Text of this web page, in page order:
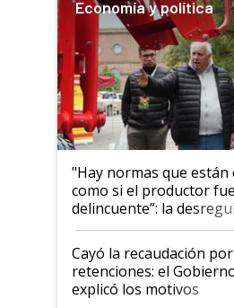
Economía y política
"Hay normas que están
como si el productor
delincuente”: la
al Congreso Aapresid y
habló del
Cayó la recaudación por
retenciones: el
explicó los motivos